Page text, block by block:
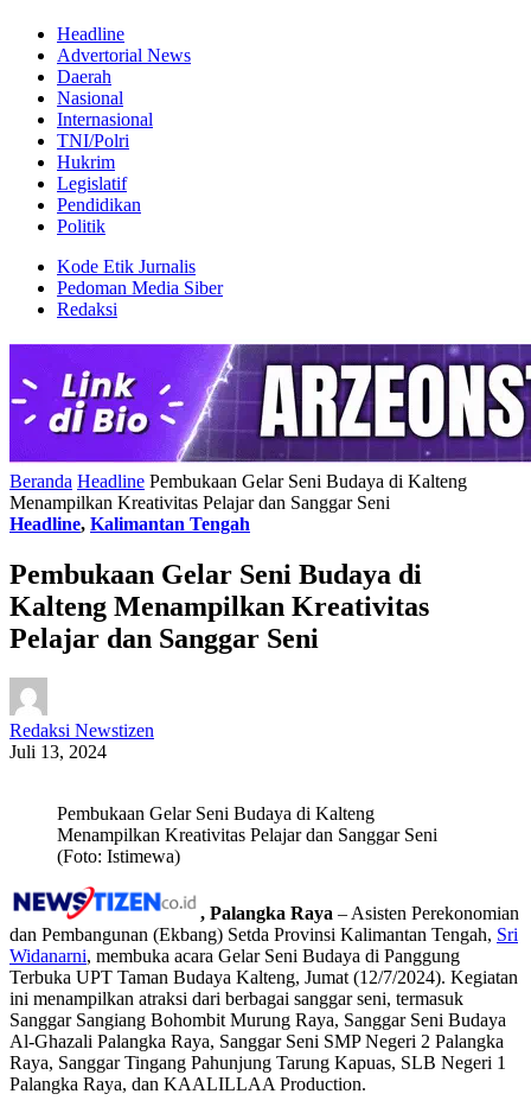
Headline
Advertorial News
Daerah
Nasional
Internasional
TNI/Polri
Hukrim
Legislatif
Pendidikan
Politik
Kode Etik Jurnalis
Pedoman Media Siber
Redaksi
Beranda Headline Pembukaan Gelar Seni Budaya di Kalteng
Menampilkan Kreativitas Pelajar dan Sanggar Seni
Headline, Kalimantan Tengah
Pembukaan Gelar Seni Budaya di
Kalteng Menampilkan Kreativitas
Pelajar dan Sanggar Seni
Redaksi Newstizen
Juli 13, 2024
Pembukaan Gelar Seni Budaya di Kalteng
Menampilkan Kreativitas Pelajar dan Sanggar Seni
(Foto: Istimewa)
, Palangka Raya – Asisten Perekonomian
dan Pembangunan (Ekbang) Setda Provinsi Kalimantan Tengah, Sri
Widanarni, membuka acara Gelar Seni Budaya di Panggung
Terbuka UPT Taman Budaya Kalteng, Jumat (12/7/2024). Kegiatan
ini menampilkan atraksi dari berbagai sanggar seni, termasuk
Sanggar Sangiang Bohombit Murung Raya, Sanggar Seni Budaya
Al-Ghazali Palangka Raya, Sanggar Seni SMP Negeri 2 Palangka
Raya, Sanggar Tingang Pahunjung Tarung Kapuas, SLB Negeri 1
Palangka Raya, dan KAALILLAA Production.